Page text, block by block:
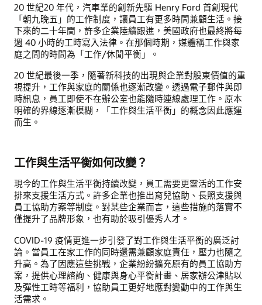
20 世紀20 年代，汽車業的創新先驅 Henry Ford 首創現代
「朝九晚五」的工作制度，讓員工有更多時間兼顧生活。接
下來的二十年間，許多企業陸續跟進，美國政府也最終將每
週 40 小時的工時寫入法律。在那個時期，媒體稱工作與家
庭之間的時間為「工作/休閒平衡」。
20 世紀最後一季，隨著新科技的出現與企業對股東價值的重
視提升，工作與家庭的關係也逐漸改變。透過電子郵件與即
時訊息，員工即使不在辦公室也能隨時連線處理工作。原本
明確的界線逐漸模糊，「工作與生活平衡」的概念因此應運
而生。
工作與生活平衡如何改變？
現今的工作與生活平衡持續改變，員工需要更靈活的工作安
排來支援生活方式。許多企業也推出育兒協助、長照支援與
員工協助方案等制度。對某些企業而言，這些措施的落實不
僅提升了品牌形象，也有助於吸引優秀人才。
COVID-19 疫情更進一步引發了對工作與生活平衡的廣泛討
論。當員工在家工作的同時還需兼顧家庭責任，壓力也隨之
升高。為了因應這些挑戰，企業紛紛擴充原有的員工協助方
案，提供心理諮詢、健康與身心平衡計畫、居家辦公津貼以
及彈性工時等福利，協助員工更好地應對變動中的工作與生
活需求。